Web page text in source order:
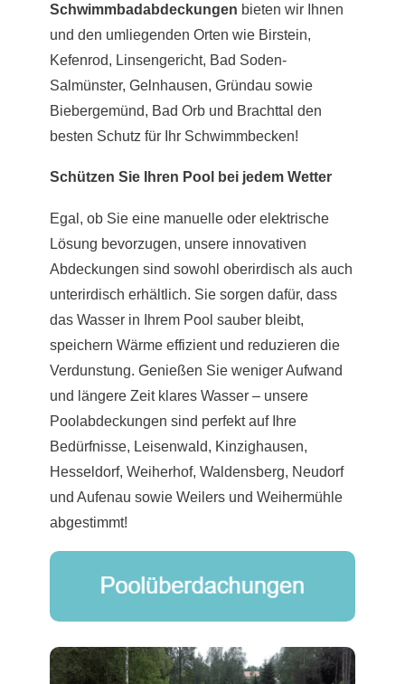
Schwimmbadabdeckungen bieten wir Ihnen
und den umliegenden Orten wie Birstein,
Kefenrod, Linsengericht, Bad Soden-
Salmünster, Gelnhausen, Gründau sowie
Biebergemünd, Bad Orb und Brachttal den
besten Schutz für Ihr Schwimmbecken!
Schützen Sie Ihren Pool bei jedem Wetter
Egal, ob Sie eine manuelle oder elektrische
Lösung bevorzugen, unsere innovativen
Abdeckungen sind sowohl oberirdisch als auch
unterirdisch erhältlich. Sie sorgen dafür, dass
das Wasser in Ihrem Pool sauber bleibt,
speichern Wärme effizient und reduzieren die
Verdunstung. Genießen Sie weniger Aufwand
und längere Zeit klares Wasser – unsere
Poolabdeckungen sind perfekt auf Ihre
Bedürfnisse, Leisenwald, Kinzighausen,
Hesseldorf, Weiherhof, Waldensberg, Neudorf
und Aufenau sowie Weilers und Weihermühle
abgestimmt!